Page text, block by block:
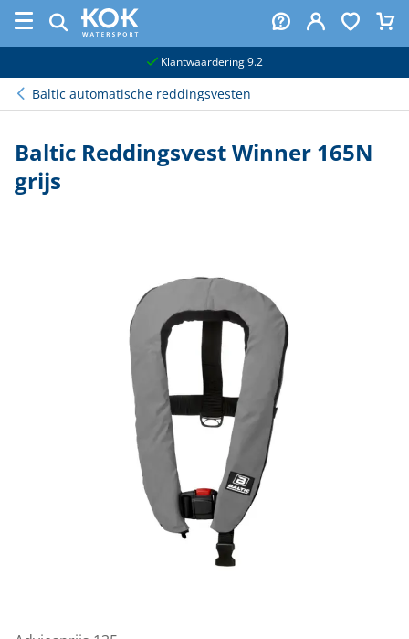
Klantwaardering 9.2
Baltic automatische reddingsvesten
Baltic Reddingsvest Winner 165N
grijs